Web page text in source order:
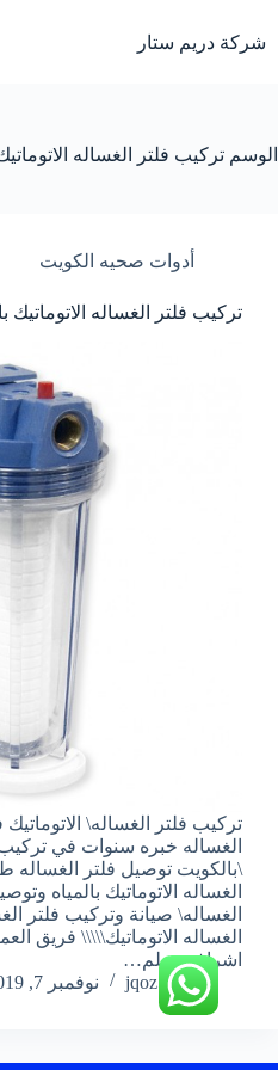
إلى
المحتوى
شركة دريم ستار
الوسم تركيب فلتر الغساله
أدوات صحيه الكويت
تركيب فلتر الغساله الاتوماتيك
تركيب فلتر الغساله\
الغساله خبره سنوات في
\بالكويت توصيل فلتر الغساله
الغساله الاتوماتيك بالمياه
الغساله\ صيانة وتركيب فلتر
الغساله الاتوماتيك\\\\\ فريق
اشراف معلم…
jqoz51ek
نوفمبر 7, 2019